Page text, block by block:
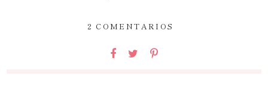
2 COMENTARIOS